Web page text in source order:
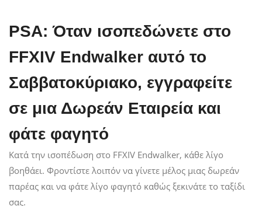
PSA: Όταν ισοπεδώνετε στο
FFXIV Endwalker αυτό το
Σαββατοκύριακο, εγγραφείτε
σε μια Δωρεάν Εταιρεία και
φάτε φαγητό
Κατά την ισοπέδωση στο FFXIV Endwalker, κάθε λίγο
βοηθάει. Φροντίστε λοιπόν να γίνετε μέλος μιας δωρεάν
παρέας και να φάτε λίγο φαγητό καθώς ξεκινάτε το ταξίδι
σας.